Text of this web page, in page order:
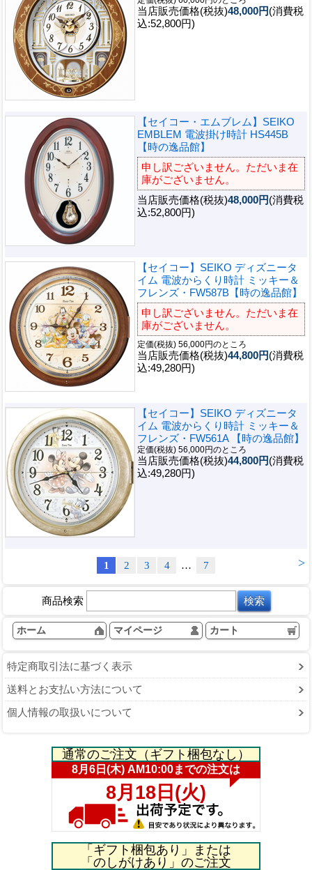
当店販売価格(税抜)48,000円(消費税
込:52,800円)
【セイコー・エムブレム】SEIKO
EMBLEM 電波掛け時計 HS445B
【時の逸品館】
申し訳ございません。ただいま在
庫がございません。
当店販売価格(税抜)48,000円(消費税
込:52,800円)
【セイコー】SEIKO ディズニータ
イム 電波からくり時計 ミッキー＆
フレンズ・FW587B【時の逸品館】
申し訳ございません。ただいま在
庫がございません。
定価(税抜) 56,000円のところ
当店販売価格(税抜)44,800円(消費税
込:49,280円)
【セイコー】SEIKO ディズニータ
イム 電波からくり時計 ミッキー＆
フレンズ・FW561A 【時の逸品館】
定価(税抜) 56,000円のところ
当店販売価格(税抜)44,800円(消費税
込:49,280円)
>
1 2 3 4 … 7
商品検索
ホーム マイページ カート
特定商取引法に基づく表示
送料とお支払い方法について
個人情報の取扱いについて
通常のご注文（ギフト梱包なし）
「ギフト梱包あり」または
「のしがけあり」のご注文